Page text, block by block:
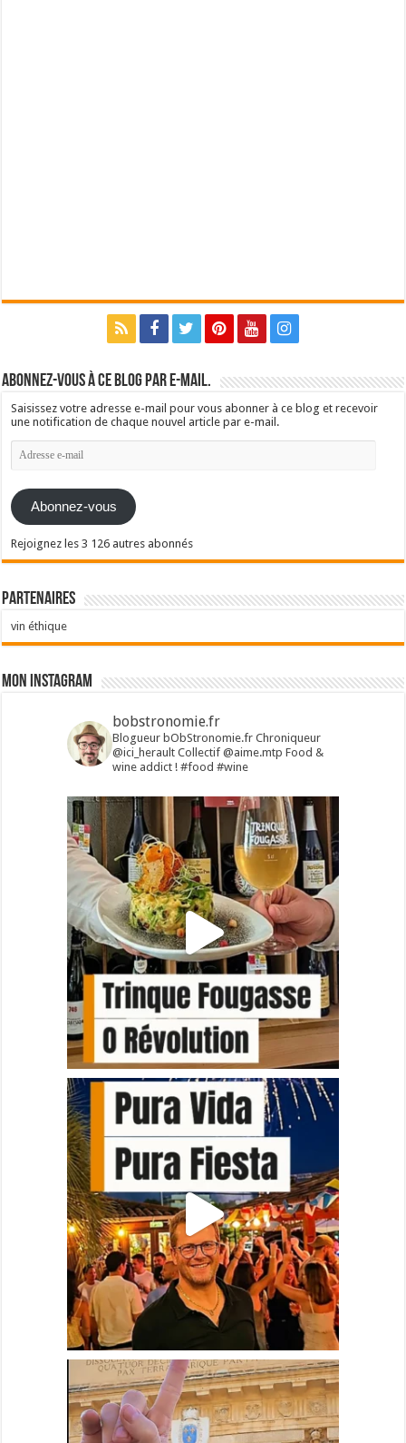
Abonnez-vous à ce blog par e-mail.
Saisissez votre adresse e-mail pour vous abonner à ce blog et recevoir
une notification de chaque nouvel article par e-mail.
Adresse
e-
Abonnez-vous
Rejoignez les 3 126 autres abonnés
Partenaires
vin éthique
Mon Instagram
bobstronomie.fr
Blogueur bObStronomie.fr Chroniqueur
@ici_heraultCollectif @aime.mtp Food &
wine addict !#food #wine